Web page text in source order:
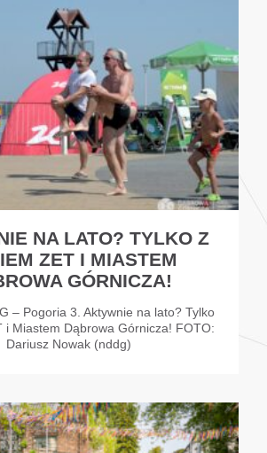
NA LATO? TYLKO Z
ZET I MIASTEM
GÓRNICZA!
– Pogoria 3. Aktywnie na lato? Tylko
i Miastem Dąbrowa Górnicza! FOTO:
Dariusz Nowak (nddg)